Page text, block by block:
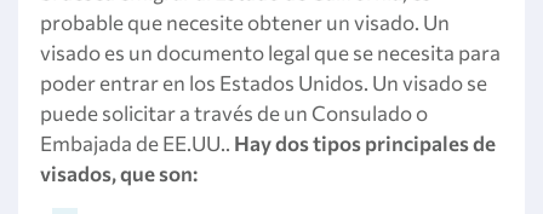
probable que necesite obtener un visado. Un
visado es un documento legal que se necesita para
poder entrar en los Estados Unidos. Un visado se
puede solicitar a través de un Consulado o
Embajada de EE.UU.. Hay dos tipos principales de
visados, que son: